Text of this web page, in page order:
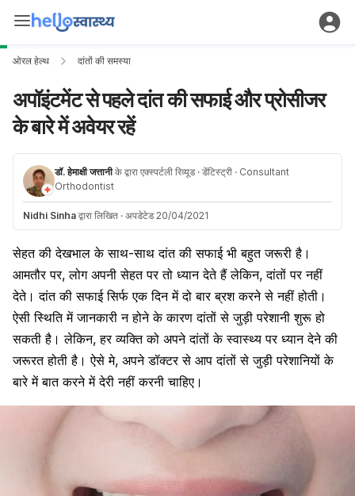
ओरल हेल्थ दांतों की समस्या
अपॉइंटमेंट से पहले दांत की सफाई और प्रोसीजर
के बारे में अवेयर रहें
डॉ. हेमाक्षी जत्तानीके द्वारा एक्स्पर्टली रिव्यूड · डेंटिस्ट्री · Consultant
Orthodontist
Nidhi Sinha द्वारा लिखित · अपडेटेड 20/04/2021
सेहत की देखभाल के साथ-साथ दांत की सफाई भी बहुत जरूरी है।
आमतौर पर, लोग अपनी सेहत पर तो ध्यान देते हैं लेकिन, दांतों पर नहीं
देते। दांत की सफाई सिर्फ एक दिन में दो बार ब्रश करने से नहीं होती।
ऐसी स्थिति में जानकारी न होने के कारण दांतों से जुड़ी परेशानी शुरू हो
सकती है। लेकिन, हर व्यक्ति को अपने दांतों के स्वास्थ्य पर ध्यान देने की
जरूरत होती है। ऐसे मे, अपने डॉक्टर से आप दांतों से जुड़ी परेशानियों के
बारे में बात करने में देरी नहीं करनी चाहिए।